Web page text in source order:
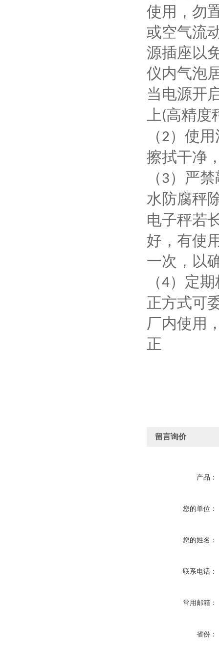
使用，勿
或空气流
源插座以
仪内气泡
当电源开
上(高精度
（2）使
擦拭干净
（3）严
水防腐秤
电子秤若
好，有使
一次，以
（4）定
正方式可
厂内使用
正
留言询价
产品：
您的单位：
您的姓名：
联系电话：
常用邮箱：
省份：